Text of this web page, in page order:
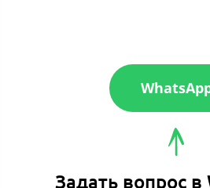
Задать вопрос